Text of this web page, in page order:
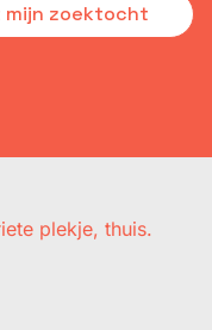
mijn zoektocht
plekje, thuis.